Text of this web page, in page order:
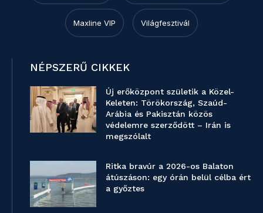
Maxline VIP Világfesztivál
NÉPSZERŰ CIKKEK
Új erőközpont születik a Közel-
Keleten: Törökország, Szaúd-
Arábia és Pakisztán közös
védelemre szerződött – Irán is
megszólalt
Ritka bravúr a 2026-os Balaton
átúszáson: egy órán belül célba ért
a győztes